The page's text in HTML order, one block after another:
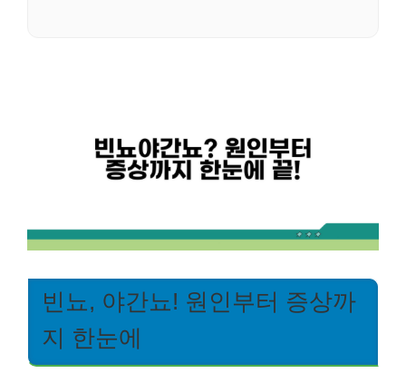
빈뇨, 야간뇨! 원인부터 증상까
지 한눈에